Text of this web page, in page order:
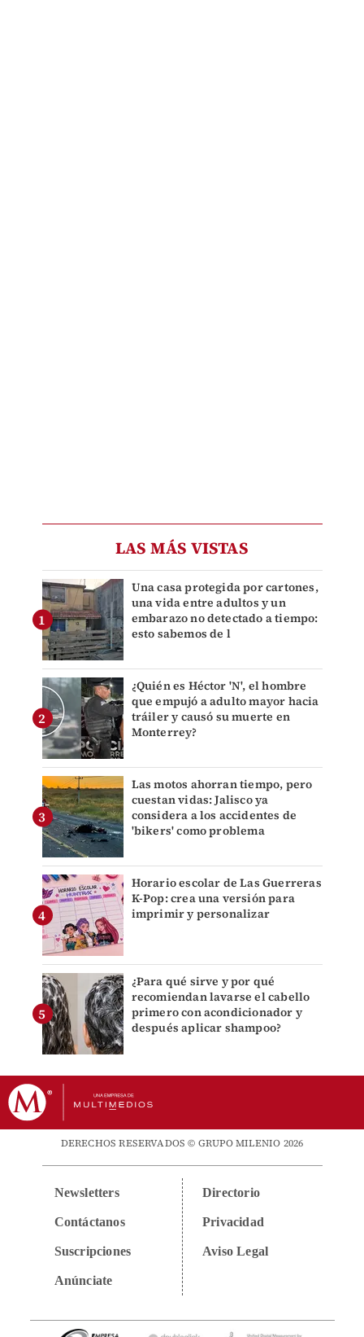
LAS MÁS VISTAS
Una casa protegida por cartones,
una vida entre adultos y un
embarazo no detectado a tiempo:
esto sabemos de l
¿Quién es Héctor 'N', el hombre
que empujó a adulto mayor hacia
tráiler y causó su muerte en
Monterrey?
Las motos ahorran tiempo, pero
cuestan vidas: Jalisco ya
considera a los accidentes de
'bikers' como problema
Horario escolar de Las Guerreras
K-Pop: crea una versión para
imprimir y personalizar
¿Para qué sirve y por qué
recomiendan lavarse el cabello
primero con acondicionador y
después aplicar shampoo?
DERECHOS RESERVADOS © GRUPO MILENIO 2026
Newsletters
Contáctanos
Suscripciones
Anúnciate
Directorio
Privacidad
Aviso Legal